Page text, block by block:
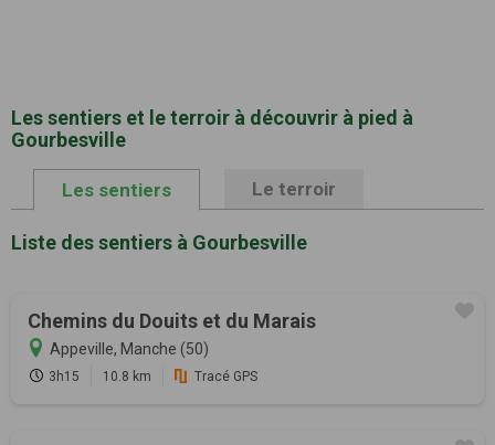
Les sentiers et le terroir à découvrir à pied à
Gourbesville
Les sentiers Le terroir
Liste des sentiers à Gourbesville
Chemins du Douits et du Marais
Appeville, Manche (50)
3h15 10.8 km Tracé GPS